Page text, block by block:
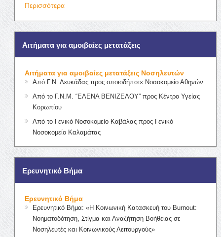
Περισσότερα
Αιτήματα για αμοιβαίες μετατάξεις
Αιτήματα για αμοιβαίες μετατάξεις Νοσηλευτών
Από Γ.Ν. Λευκάδας προς οποιοδήποτε Νοσοκομείο Αθηνών
Από το Γ.Ν.Μ. “ΕΛΕΝΑ ΒΕΝΙΖΕΛΟΥ” προς Κέντρο Υγείας
Κορωπίου
Από το Γενικό Νοσοκομείο Καβάλας προς Γενικό
Νοσοκομείο Καλαμάτας
Ερευνητικό Βήμα
Ερευνητικό Βήμα
Ερευνητικό Βήμα: «Η Κοινωνική Κατασκευή του Burnout:
Νοηματοδότηση, Στίγμα και Αναζήτηση Βοήθειας σε
Νοσηλευτές και Κοινωνικούς Λειτουργούς»